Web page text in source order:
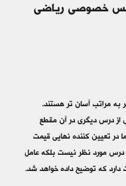
خصوصی ریاضی
به مراتب آسان تر هستند.
درس دیگری در آن مقطع
در تعیین کننده نهایی قیمت
مورد نظر نیست بلکه عامل
دارد که توضیح داده خواهد شد.